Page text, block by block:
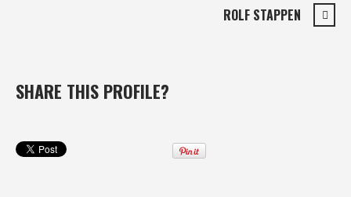
ROLF STAPPEN
SHARE THIS PROFILE?